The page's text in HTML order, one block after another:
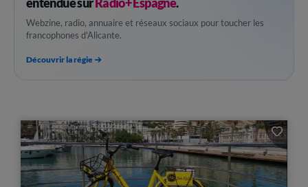
entendue surRadio+ Espagne.
Webzine, radio, annuaire et réseaux sociaux pour toucher les
francophones d'Alicante.
Découvrir la régie